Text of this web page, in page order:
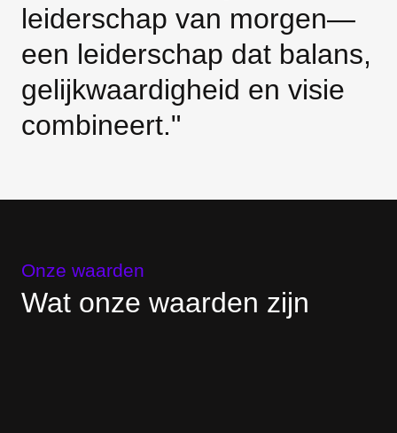
leiderschap van morgen—
een leiderschap dat balans,
gelijkwaardigheid en visie
combineert."
Onze waarden
Wat onze waarden zijn